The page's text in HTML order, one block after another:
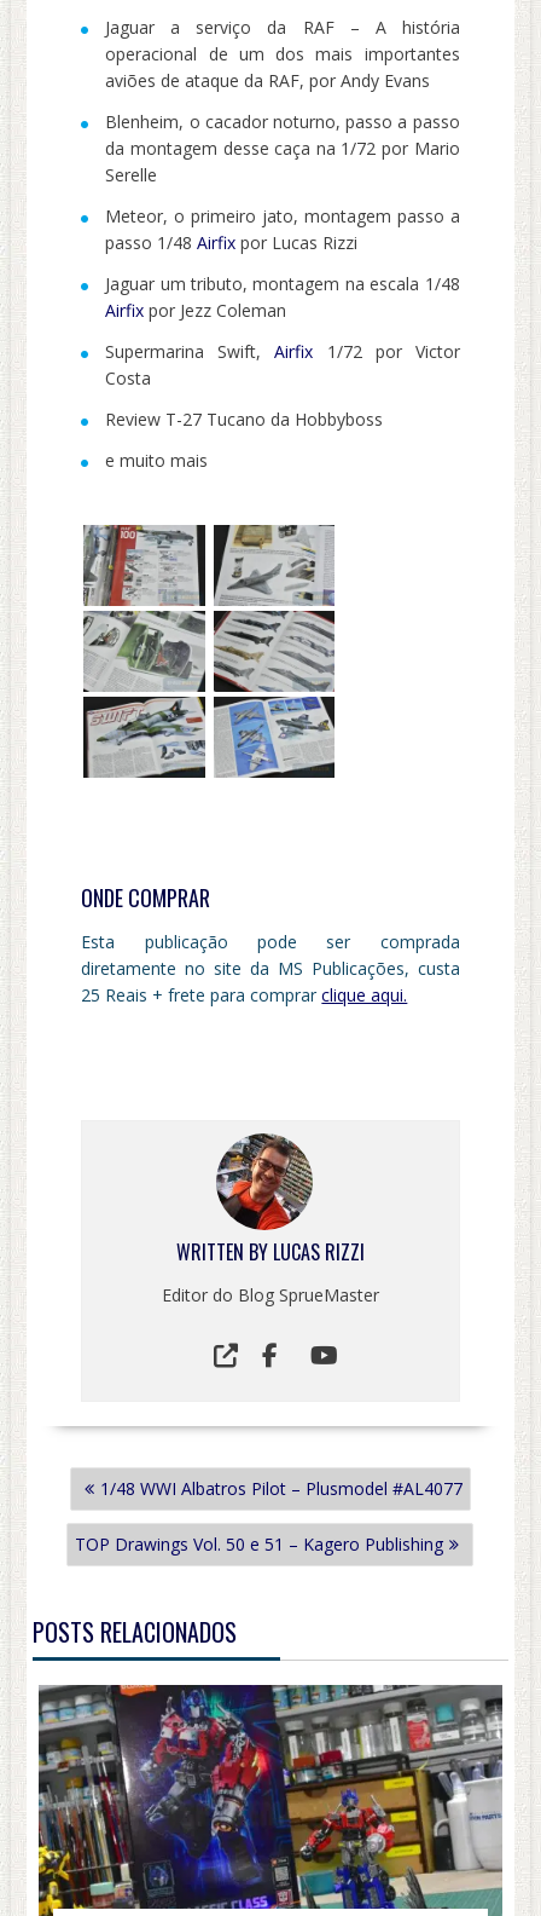
Jaguar a serviço da RAF – A história
operacional de um dos mais importantes
aviões de ataque da RAF, por Andy Evans
Blenheim, o cacador noturno, passo a passo
da montagem desse caça na 1/72 por Mario
Serelle
Meteor, o primeiro jato, montagem passo a
passo 1/48Airfix por Lucas Rizzi
Jaguar um tributo, montagem na escala 1/48
Airfix por Jezz Coleman
Supermarina Swift,Airfix 1/72 por Victor
Costa
Review T-27 Tucano da Hobbyboss
e muito mais
ONDE COMPRAR
Esta publicação pode ser comprada
diretamente no site da MS Publicações, custa
25 Reais + frete para comprarclique aqui.
WRITTEN BY LUCAS RIZZI
Editor do Blog SprueMaster
NAVEGAÇÃO
POST
1/48 WWI Albatros Pilot – Plusmodel #AL4077
TOP Drawings Vol. 50 e 51 – Kagero Publishing
POSTS RELACIONADOS